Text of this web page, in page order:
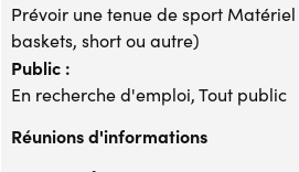
Prévoir une tenue de sport
baskets, short ou autre)
Public :
En recherche d'emploi, Tout public
Réunions d'informations